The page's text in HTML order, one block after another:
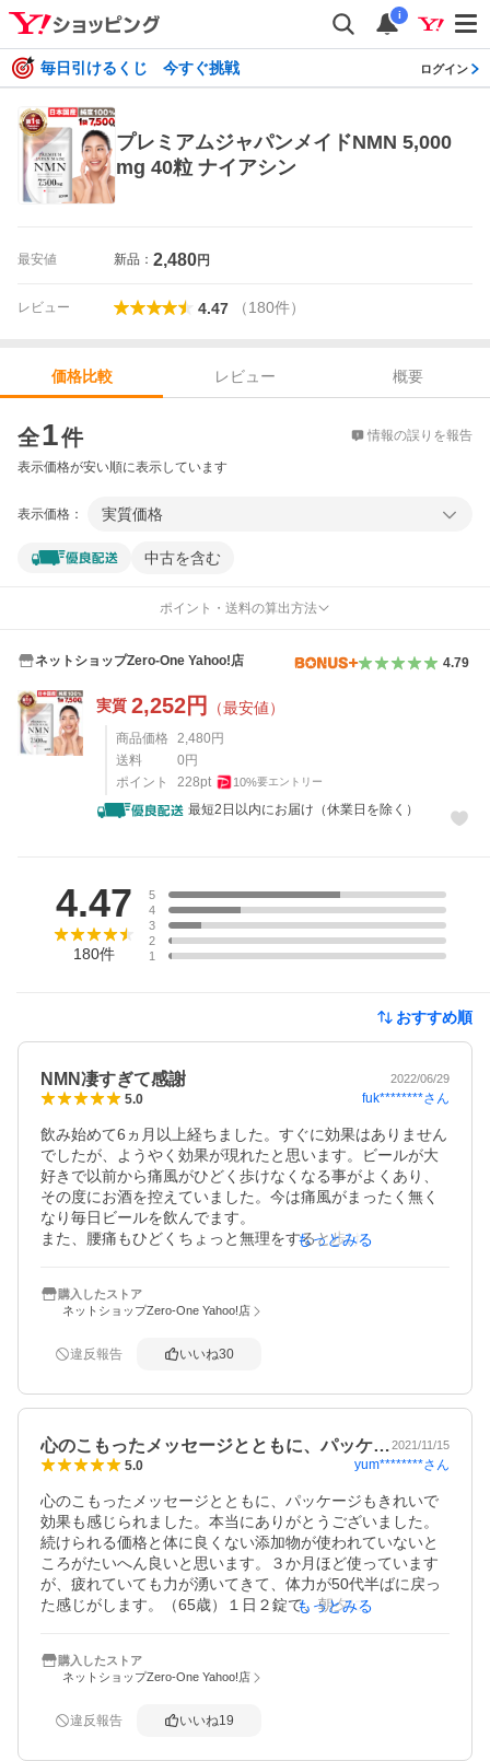
i
毎日引けるくじ 今すぐ挑戦 ログイン
プレミアムジャパンメイドNMN 5,000
mg 40粒 ナイアシン
最安値 新品： 2,480円
レビュー 4.47 （180件）
価格比較 レビュー
概要
全1件 情報の誤りを報告
表示価格が安い順に表示しています
表示価格： 実質価格
中古を含む
ポイント・送料の算出方法
ネットショップZero-One Yahoo!店 4.79
実質 2,252円 （最安値）
商品価格 2,480 円
送料
0 円
ポイント
228pt 10%要エントリー
最短2日以内にお届け（休業日を除く）
4.47
180件
5
4
3
2
1
おすすめ順
NMN凄すぎて感謝 2022/06/29
5.0 fuk********さん
飲み始めて6ヵ月以上経ちました。すぐに効果はありません
でしたが、ようやく効果が現れたと思います。ビールが大
好きで以前から痛風がひどく歩けなくなる事がよくあり、
その度にお酒を控えていました。今は痛風がまったく無く
なり毎日ビールを飲んでます。
また、腰痛もひどくちょっと無理をすると歩けなるくらい
を飲むようにしていました。たまに忘れることもありまし
たが、本当に続けて良かったと思っています。もともと薬
した。NMNは薬ではなくサプリメントのため、躊躇わずに
な身体をもっと身につけたいと思いました。
もっとみる
購入したストア
ネットショップZero-One Yahoo!店
違反報告 いいね30
心のこもったメッセージとともに、パッケ…2021/11/15
5.0 yum********さん
心のこもったメッセージとともに、パッケージもきれいで
効果も感じられました。本当にありがとうございました。
続けられる価格と体に良くない添加物が使われていないと
ころがたいへん良いと思います。３か月ほど使っています
が、疲れていても力が湧いてきて、体力が50代半ばに戻っ
た感じがします。（65歳）１日２錠で、朝夕に分けて食前
込んだ気がします。ですが、このところ、体が慣れてきた
せいかもしれませんが、効果が薄まってきたような気もし
ます。よろしくお願いいたします。
もっとみる
購入したストア
ネットショップZero-One Yahoo!店
違反報告 いいね19